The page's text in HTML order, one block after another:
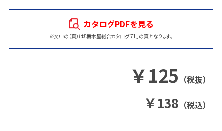
カタログPDFを見る
※文中の（頁）は「栃木屋総合カタログ 71」の頁となります。
￥125 （税抜）
￥138 （税込）